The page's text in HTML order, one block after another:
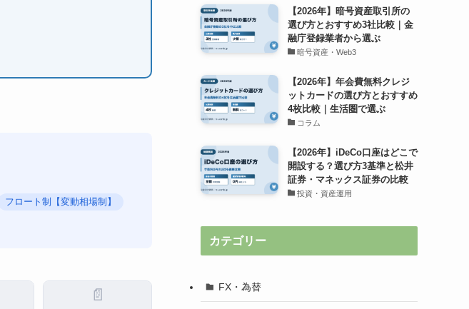
フロート制【変動相場制】
📄
【2026年】暗号資産取引所の
選び方とおすすめ3社比較｜金
融庁登録業者から選ぶ
暗号資産・Web3
【2026年】年会費無料クレジ
ットカードの選び方とおすすめ
4枚比較｜生活圏で選ぶ
コラム
【2026年】iDeCo口座はどこで
開設する？選び方3基準と松井
証券・マネックス証券の比較
投資・資産運用
カテゴリー
FX・為替